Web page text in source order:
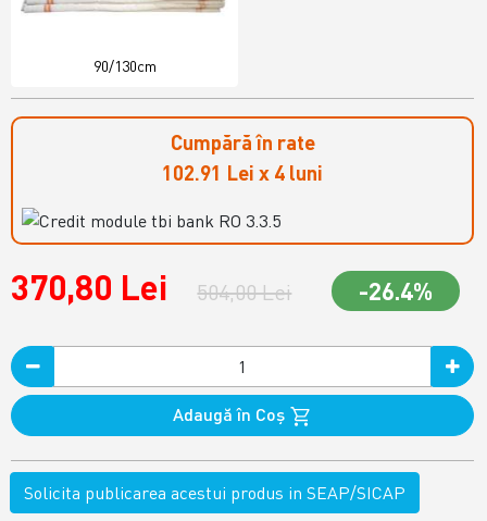
90/130cm
Cumpără în rate
102.91 Lei x 4 luni
370,80 Lei 504,00 Lei -26.4%
Adaugă în Coş
Solicita publicarea acestui produs in SEAP/SICAP